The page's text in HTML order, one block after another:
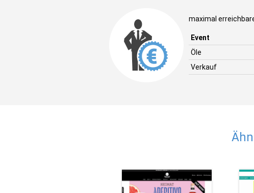
maximal
Event
Öle
Verkauf